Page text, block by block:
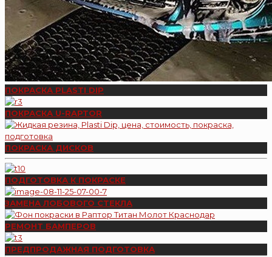
ПОКРАСКА PLASTI DIP
ПОКРАСКА U-RAPTOR
ПОКРАСКА ДИСКОВ
ПОДГОТОВКА К ПОКРАСКЕ
ЗАМЕНА ЛОБОВОГО СТЕКЛА
РЕМОНТ БАМПЕРОВ
ПРЕДПРОДАЖНАЯ ПОДГОТОВКА